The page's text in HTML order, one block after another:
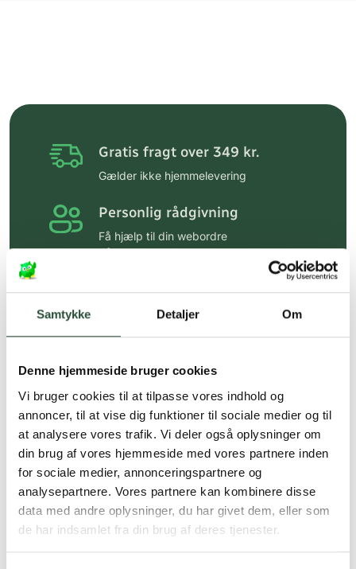
Samtykke Detaljer Om
Denne hjemmeside bruger cookies
Vi bruger cookies til at tilpasse vores indhold og
annoncer, til at vise dig funktioner til sociale medier og til
at analysere vores trafik. Vi deler også oplysninger om
din brug af vores hjemmeside med vores partnere inden
for sociale medier, annonceringspartnere og
analysepartnere. Vores partnere kan kombinere disse
data med andre oplysninger, du har givet dem, eller som
de har indsamlet fra din brug af deres tjenester.
Gratis fragt over 349 kr.
Gælder ikke hjemmelevering
Personlig rådgivning
Få hjælp til din webordre
på:kundeservice@uglecare.dk
Hurtig levering (30 min. i Kbh)
Hurtigt leveringen via GLS, og DAO
*Gælder ikke ernæringsprodukter.
Stort udvalg af kendte
produkter
Vi tilbyder et stort udvalg af kendte
cremer, vitaminer og andre spændende
produkter – altid til fast lav pris.
Læs mere om Uglecare.dk her